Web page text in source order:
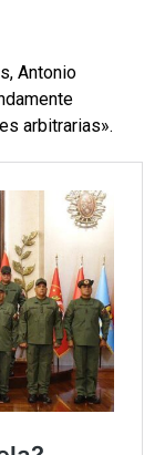
Antonio
arbitrarias».